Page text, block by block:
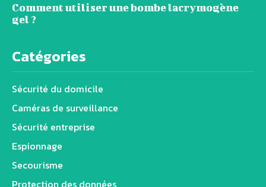
Comment utiliser une bombe lacrymogène
gel ?
Catégories
Sécurité du domicile
Caméras de surveillance
Sécurité entreprise
Espionnage
Secourisme
Protection des données